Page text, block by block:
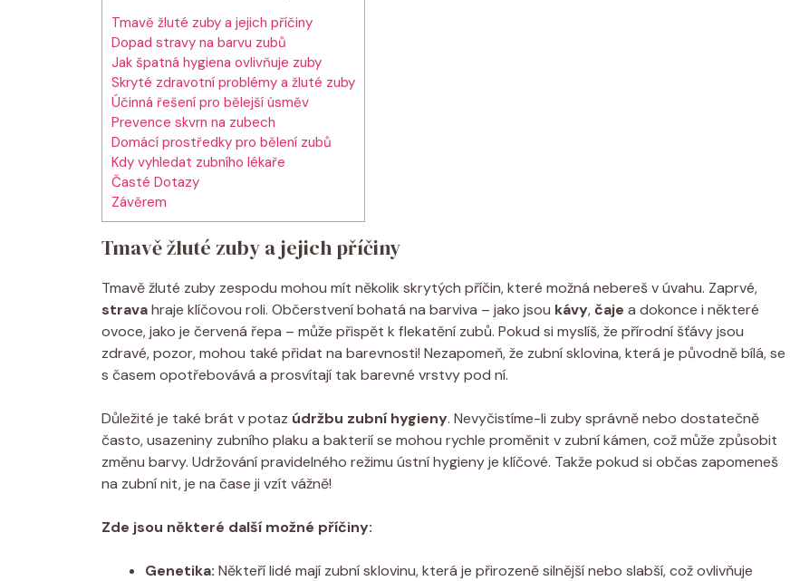
Tmavě žluté zuby a jejich příčiny
Dopad stravy na barvu zubů
Jak špatná hygiena ovlivňuje zuby
Skryté zdravotní problémy a žluté zuby
Účinná řešení pro bělejší úsměv
Prevence skvrn na zubech
Domácí prostředky pro bělení zubů
Kdy vyhledat zubního lékaře
Časté Dotazy
Závěrem
Tmavě žluté zuby a jejich příčiny
Tmavě žluté zuby zespodu mohou mít několik skrytých příčin, které možná nebereš v úvahu. Zaprvé,
stravahraje klíčovou roli. Občerstvení bohatá na barviva – jako jsou kávy,čaje a dokonce i některé
ovoce, jako je červená řepa – může přispět k flekatění zubů. Pokud si myslíš, že přírodní šťávy jsou
zdravé, pozor, mohou také přidat na barevnosti! Nezapomeň, že zubní sklovina, která je původně bílá, se
s časem opotřebovává a prosvítají tak barevné vrstvy pod ní.
Důležité je také brát v potaz údržbu zubní hygieny. Nevyčistíme-li zuby správně nebo dostatečně
často, usazeniny zubního plaku a bakterií se mohou rychle proměnit v zubní kámen, což může způsobit
změnu barvy. Udržování pravidelného režimu ústní hygieny je klíčové. Takže pokud si občas zapomeneš
na zubní nit, je na čase ji vzít vážně!
Zde jsou některé další možné příčiny:
Genetika: Někteří lidé mají zubní sklovinu, která je přirozeně silnější nebo slabší, což ovlivňuje